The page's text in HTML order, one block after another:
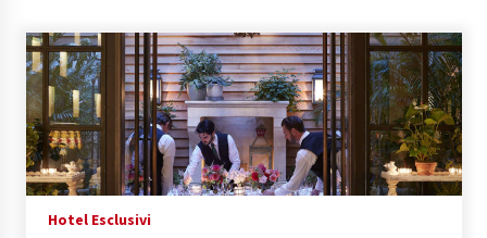
Speciale – Cinque Risi Italiani Top
04/03/2019
Speciale Vini Rosè Italiani
31/07/2018
Hotel Esclusivi